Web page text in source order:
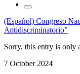
(Español) Congreso
Antidiscriminatorio”
Sorry, this entry is only
7 October 2024